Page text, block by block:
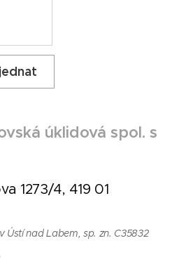
úklidová spol. s
1273/4, 419 01
Ústí nad Labem, sp. zn. C35832